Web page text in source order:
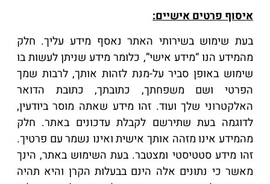
איסוף פרטים אישיים:
בעת שימוש בשירותי האתר נאסף מידע עליך. חלק
מהמידע הנו “מידע אישי”, כלומר מידע שניתן לעשות בו
שימוש באופן סביר על-מנת לזהות אותך, לרבות שמך
הפרטי ושם משפחתך, כתובתך, כתובת הדואר
האלקטרוני שלך ועוד. זהו מידע שאתה מוסר ביודעין,
לדוגמה בעת שתירשם לקבלת עדכונים באתר. חלק
מהמידע אינו מזהה אותך אישית ואינו נשמר עם פרטיך.
זהו מידע סטטיסטי ומצטבר. בעת השימוש באתר, הינך
מאשר כי נתונים אלה הינם בבעלות הקרן והיא תהיה